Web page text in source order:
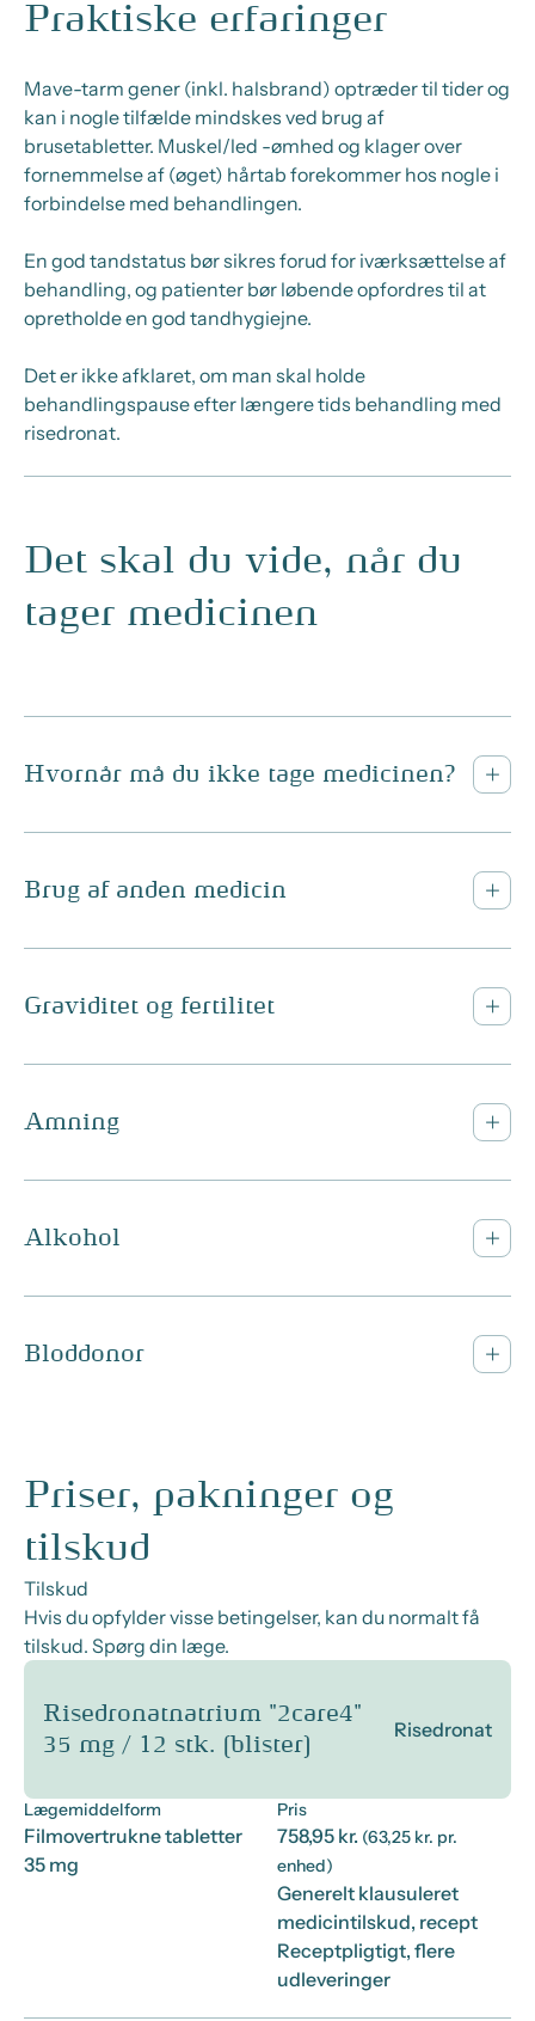
Praktiske erfaringer
Mave-tarm gener (inkl. halsbrand) optræder til tider og
kan i nogle tilfælde mindskes ved brug af
brusetabletter. Muskel/led -ømhed og klager over
fornemmelse af (øget) hårtab forekommer hos nogle i
forbindelse med behandlingen.
En god tandstatus bør sikres forud for iværksættelse af
behandling, og patienter bør løbende opfordres til at
opretholde en god tandhygiejne.
Det er ikke afklaret, om man skal holde
behandlingspause efter længere tids behandling med
risedronat.
Det skal du vide, når du
tager medicinen
Hvornår må du ikke tage medicinen?
Brug af anden medicin
Graviditet og fertilitet
Amning
Alkohol
Bloddonor
Priser, pakninger og
tilskud
Tilskud
Hvis du opfylder visse betingelser, kan du normalt få
tilskud. Spørg din læge.
Risedronatnatrium "2care4"
35 mg / 12 stk. (blister)
Risedronat
Lægemiddelform
Filmovertrukne tabletter
35 mg
Pris
758,95 kr. (63,25 kr. pr.
enhed)
Generelt klausuleret
medicintilskud, recept
Receptpligtigt, flere
udleveringer